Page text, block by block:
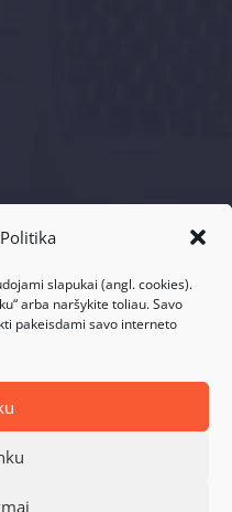
slapukai (angl. cookies).
arba naršykite toliau. Savo
pakeisdami savo interneto
Vilnius